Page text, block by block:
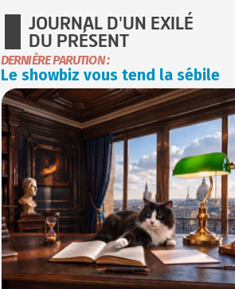
JOURNAL D'UN EXILÉ
DU PRÉSENT
DERNIÈRE PARUTION :
Le showbiz vous tend la sébile